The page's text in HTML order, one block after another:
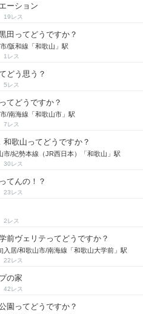
ーション
19
田ってどうですか？
/阪和線「和歌山」駅
1
どう思う？
5
てどうですか？
/南海線「和歌山市」駅
7
和歌山ってどうですか？
市/紀勢本線（JR西日本）「和歌山」駅
30
てんの！？
23
2
前ヴェリテってどうですか？
入居/和歌山市/南海線「和歌山大学前」駅
22
の家
42
園ってどうですか？